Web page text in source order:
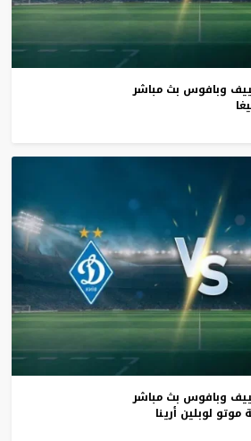
وبافوس بث مباشر
وبافوس بث مباشر
موتو لوبلين أرينا